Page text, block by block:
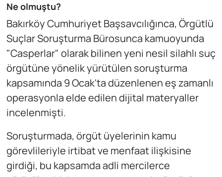
Ne olmuştu?
Bakırköy Cumhuriyet Başsavcılığınca, Örgütlü
Suçlar Soruşturma Bürosunca kamuoyunda
"Casperlar" olarak bilinen yeni nesil silahlı suç
örgütüne yönelik yürütülen soruşturma
kapsamında 9 Ocak'ta düzenlenen eş zamanlı
operasyonla elde edilen dijital materyaller
incelenmişti.
Soruşturmada, örgüt üyelerinin kamu
görevlileriyle irtibat ve menfaat ilişkisine
girdiği, bu kapsamda adli mercilerce